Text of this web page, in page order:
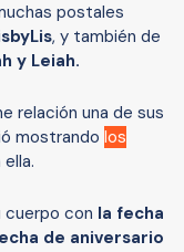
postales
, y también de
y Leiah.
relación una de sus
mostrando los
cuerpo con la fecha
de aniversario